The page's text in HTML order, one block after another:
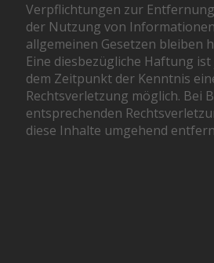
Verpflichtungen zur
der Nutzung von
allgemeinen Gesetzen bleiben
Eine diesbezügliche Haftung
dem Zeitpunkt der Kenntnis
Rechtsverletzung möglich. Bei
entsprechenden
diese Inhalte umgehend